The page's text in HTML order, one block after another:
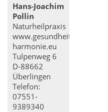
Hans-Joachim
Pollin
Naturheilpraxis
www.gesundheit-
harmonie.eu
Tulpenweg 6
D-88662
Überlingen
Telefon:
07551-
9389340